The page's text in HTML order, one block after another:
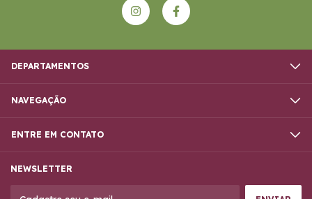
DEPARTAMENTOS
NAVEGAÇÃO
ENTRE EM CONTATO
NEWSLETTER